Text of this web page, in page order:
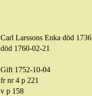
Carl Larssons Enka död 1736
död 1760-02-21
Gift 1752-10-04
frnr 4 p 221
v p 158